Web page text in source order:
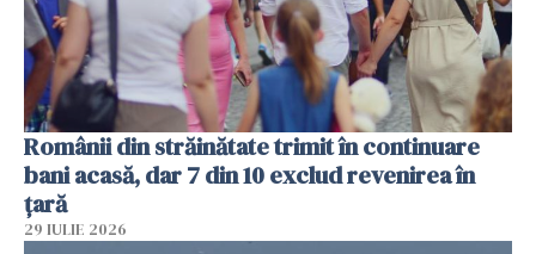
Românii din străinătate trimit în continuare
bani acasă, dar 7 din 10 exclud revenirea în
țară
29 IULIE 2026